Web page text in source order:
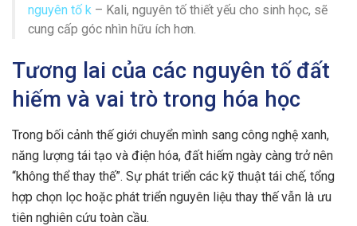
nguyên tố k – Kali, nguyên tố thiết yếu cho sinh học, sẽ
cung cấp góc nhìn hữu ích hơn.
Tương lai của các nguyên tố đất
hiếm và vai trò trong hóa học
Trong bối cảnh thế giới chuyển mình sang công nghệ xanh,
năng lượng tái tạo và điện hóa, đất hiếm ngày càng trở nên
“không thể thay thế”. Sự phát triển các kỹ thuật tái chế, tổng
hợp chọn lọc hoặc phát triển nguyên liệu thay thế vẫn là ưu
tiên nghiên cứu toàn cầu.